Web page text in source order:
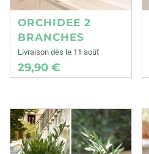
ORCHIDEE 2
BRANCHES
Livraison dès le 11 août
29,90 €